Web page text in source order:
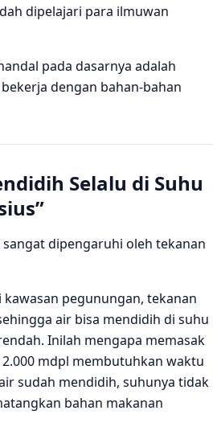
dipelajari para ilmuwan
pada dasarnya adalah
dengan bahan-bahan
Selalu di Suhu
dipengaruhi oleh tekanan
pegunungan, tekanan
air bisa mendidih di suhu
Inilah mengapa memasak
mdpl membutuhkan waktu
sudah mendidih, suhunya tidak
bahan makanan